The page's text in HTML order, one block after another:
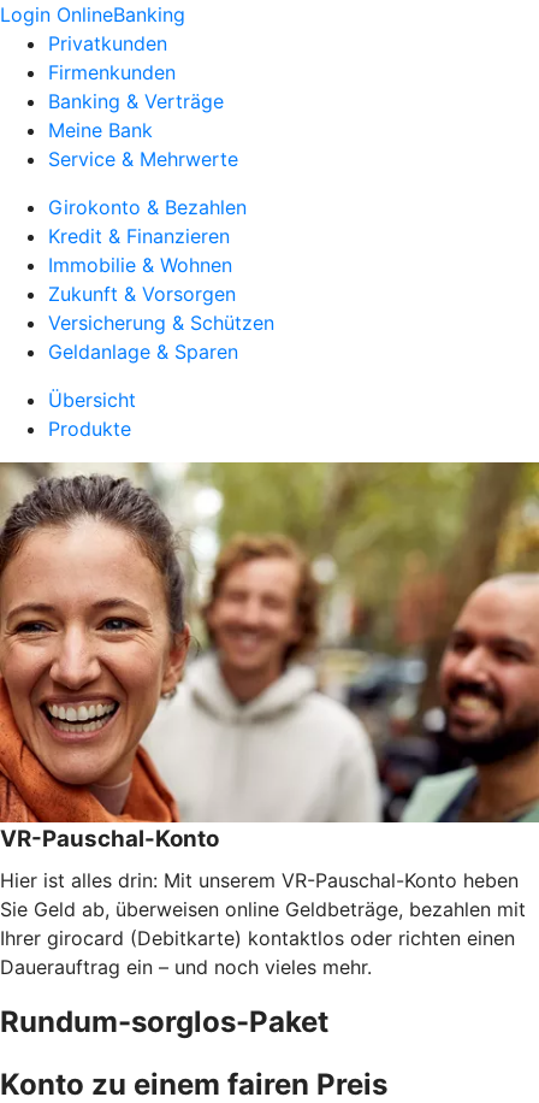
Login OnlineBanking
Privatkunden
Firmenkunden
Banking & Verträge
Meine Bank
Service & Mehrwerte
Girokonto & Bezahlen
Kredit & Finanzieren
Immobilie & Wohnen
Zukunft & Vorsorgen
Versicherung & Schützen
Geldanlage & Sparen
Übersicht
Produkte
VR-Pauschal-Konto
Hier ist alles drin: Mit unserem VR-Pauschal-Konto heben
Sie Geld ab, überweisen online Geldbeträge, bezahlen mit
Ihrer girocard (Debitkarte) kontaktlos oder richten einen
Dauerauftrag ein – und noch vieles mehr.
Rundum-sorglos-Paket
Konto zu einem fairen Preis